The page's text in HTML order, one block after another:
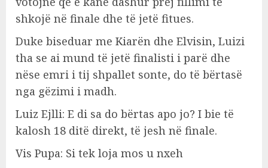
shkojë në finale dhe të jetë fitues.
Duke biseduar me Kiarën dhe Elvisin, Luizi
tha se ai mund të jetë finalisti i parë dhe
nëse emri i tij shpallet sonte, do të bërtasë
nga gëzimi i madh.
Luiz Ejlli: E di sa do bërtas apo jo? I bie të
kalosh 18 ditë direkt, të jesh në finale.
Vis Pupa: Si tek loja mos u nxeh